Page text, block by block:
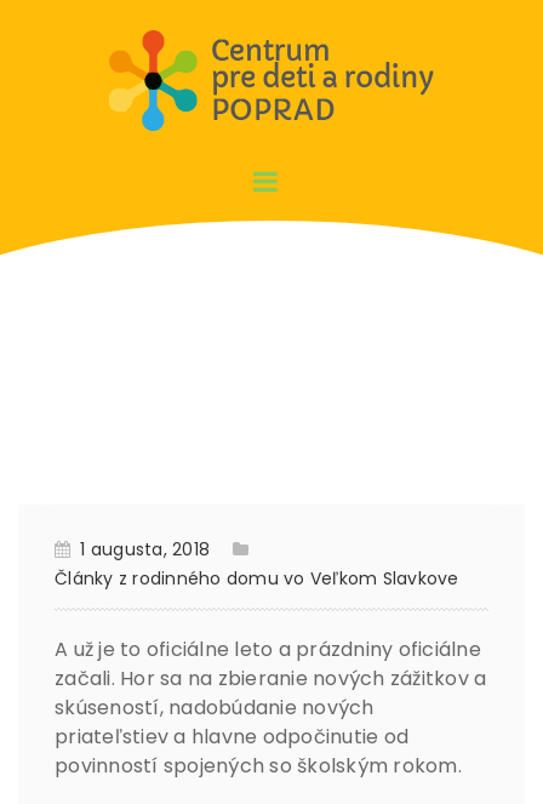
1 augusta, 2018
Články z rodinného domu vo Veľkom Slavkove
A už je to oficiálne leto a prázdniny oficiálne
začali. Hor sa na zbieranie nových zážitkov a
skúseností, nadobúdanie nových
priateľstiev a hlavne odpočinutie od
povinností spojených so školským rokom.